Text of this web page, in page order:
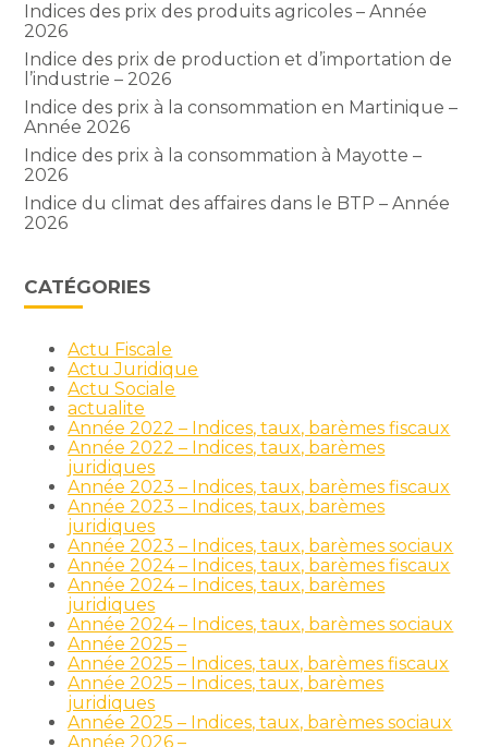
Indices des prix des produits agricoles – Année
2026
Indice des prix de production et d’importation de
l’industrie – 2026
Indice des prix à la consommation en Martinique –
Année 2026
Indice des prix à la consommation à Mayotte –
2026
Indice du climat des affaires dans le BTP – Année
2026
CATÉGORIES
Actu Fiscale
Actu Juridique
Actu Sociale
actualite
Année 2022 – Indices, taux, barèmes fiscaux
Année 2022 – Indices, taux, barèmes
juridiques
Année 2023 – Indices, taux, barèmes fiscaux
Année 2023 – Indices, taux, barèmes
juridiques
Année 2023 – Indices, taux, barèmes sociaux
Année 2024 – Indices, taux, barèmes fiscaux
Année 2024 – Indices, taux, barèmes
juridiques
Année 2024 – Indices, taux, barèmes sociaux
Année 2025 –
Année 2025 – Indices, taux, barèmes fiscaux
Année 2025 – Indices, taux, barèmes
juridiques
Année 2025 – Indices, taux, barèmes sociaux
Année 2026 –